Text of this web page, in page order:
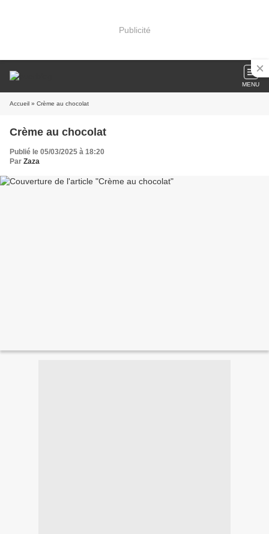
Publicité
MENU
Accueil » Crème au chocolat
Crème au chocolat
Publié le 05/03/2025 à 18:20
Par Zaza